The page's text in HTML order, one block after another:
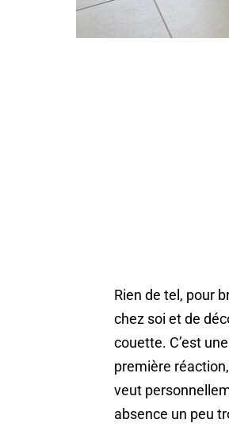
Rien de tel, pour
chez soi et de
couette. C’est
première
veut
absence un peu